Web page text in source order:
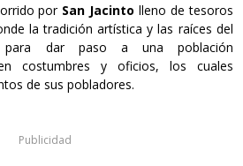
por San Jacinto lleno de tesoros
la tradición artística y las raíces del
para dar paso a una población
costumbres y oficios, los cuales
de sus pobladores.
Publicidad